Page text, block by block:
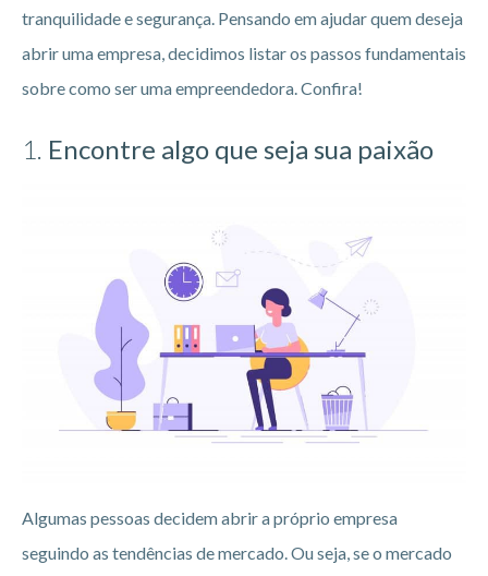
tranquilidade e segurança. Pensando em ajudar quem deseja
abrir uma empresa, decidimos listar os passos fundamentais
sobre como ser uma empreendedora. Confira!
1. Encontre algo que seja sua paixão
Algumas pessoas decidem abrir a próprio empresa
seguindo as tendências de mercado. Ou seja, se o mercado